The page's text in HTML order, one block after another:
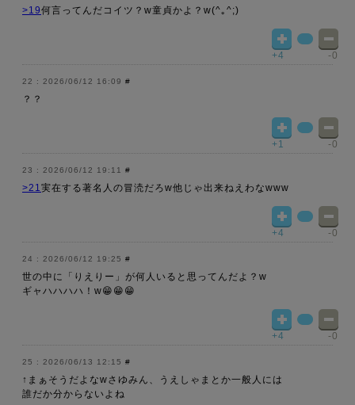
>19何言ってんだコイツ？w童貞かよ？w(^｡^;)
+4 -0
2026/06/12 16:09 #
？？
+1 -0
2026/06/12 19:11 #
>21実在する著名人の冒涜だろw他じゃ出来ねえわなwww
+4 -0
2026/06/12 19:25 #
世の中に「りえりー」が何人いると思ってんだよ？w
ギャハハハハ！w😁😁😁
+4 -0
2026/06/13 12:15 #
↑まぁそうだよなwさゆみん、うえしゃまとか一般人には
誰だか分からないよね